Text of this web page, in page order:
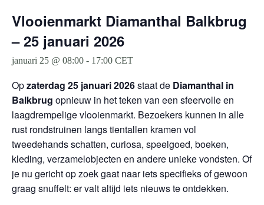
Vlooienmarkt Diamanthal Balkbrug
– 25 januari 2026
januari 25 @ 08:00 - 17:00 CET
Opzaterdag 25 januari 2026staat de Diamanthal in
Balkbrug opnieuw in het teken van een sfeervolle en
laagdrempelige vlooienmarkt. Bezoekers kunnen in alle
rust rondstruinen langs tientallen kramen vol
tweedehands schatten, curiosa, speelgoed, boeken,
kleding, verzamelobjecten en andere unieke vondsten. Of
je nu gericht op zoek gaat naar iets specifieks of gewoon
graag snuffelt: er valt altijd iets nieuws te ontdekken.